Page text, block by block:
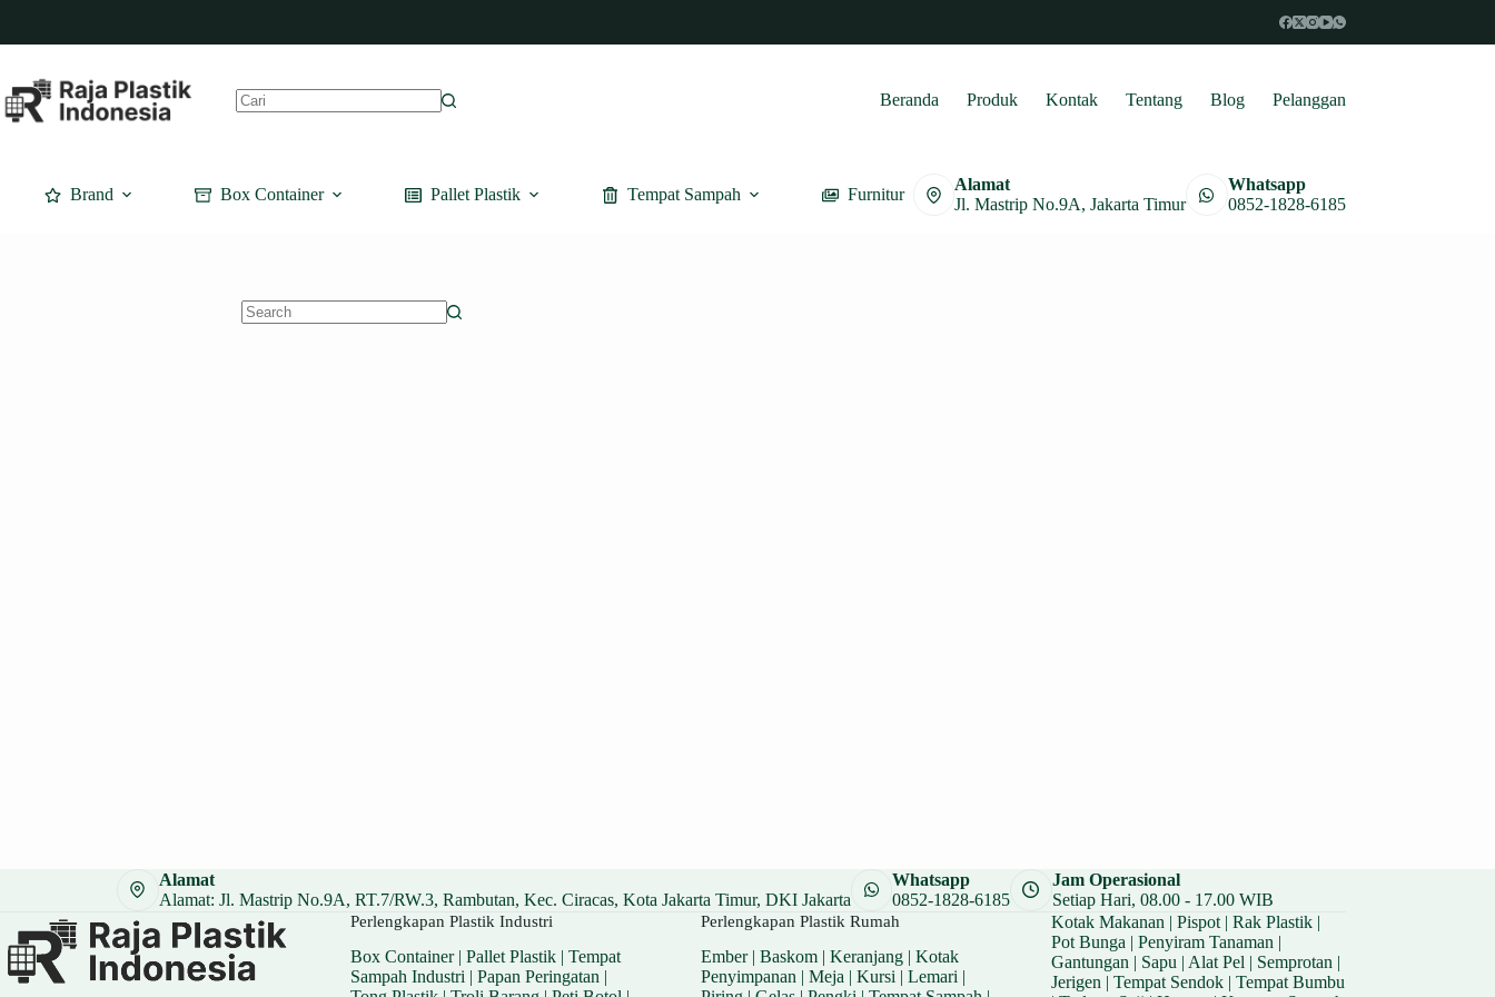
content
Beranda Produk Kontak Tentang Blog Pelanggan
Brand Box Container Pallet Plastik Tempat Sampah Furnitur
Alamat
Jl. Mastrip No.9A, Jakarta Timur
Whatsapp
0852-1828-6185
Alamat
Alamat: Jl. Mastrip No.9A, RT.7/RW.3, Rambutan, Kec. Ciracas, Kota Jakarta Timur, DKI Jakarta
Whatsapp
0852-1828-6185
Jam Operasional
Setiap Hari, 08.00 - 17.00 WIB
Perlengkapan Plastik Industri
Box Container| Pallet Plastik| Tempat
Sampah Industri | Papan Peringatan |
Perlengkapan Plastik Rumah
Ember| Baskom| Keranjang| Kotak
Penyimpanan | Meja | Kursi | Lemari |
Kotak Makanan | Pispot| Rak Plastik|
Pot Bunga | Penyiram Tanaman |
Gantungan | Sapu | Alat Pel | Semprotan |
Jerigen | Tempat Sendok| Tempat Bumbu